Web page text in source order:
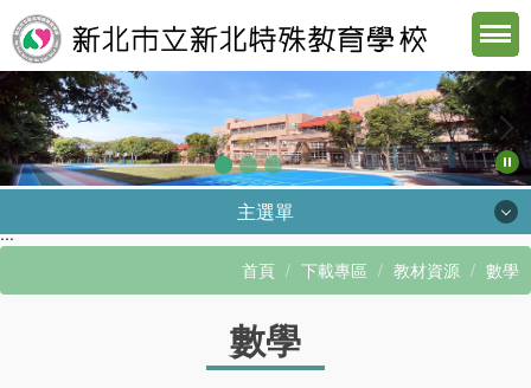
跳
到
主
要
內
容
區
主選單
:::
首頁
下載專區 教材資源 數學
數學